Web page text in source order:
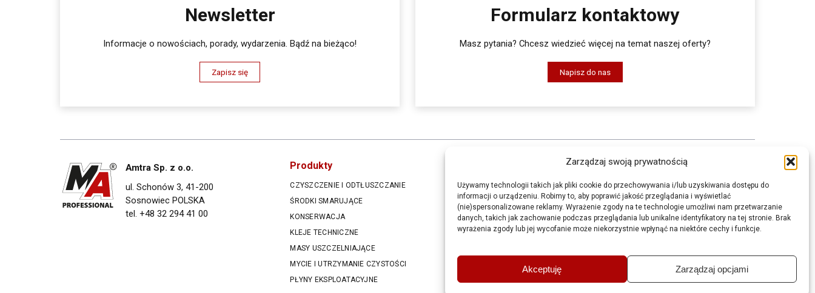
Zarządzaj swoją prywatnością
Używamy technologii takich jak pliki cookie do przechowywania i/lub uzyskiwania dostępu do
informacji o urządzeniu. Robimy to, aby poprawić jakość przeglądania i wyświetlać
(nie)spersonalizowane reklamy. Wyrażenie zgody na te technologie umożliwi nam przetwarzanie
danych, takich jak zachowanie podczas przeglądania lub unikalne identyfikatory na tej stronie. Brak
wyrażenia zgody lub jej wycofanie może niekorzystnie wpłynąć na niektóre cechy i funkcje.
Akceptuję Zarządzaj opcjami
Newsletter
Informacje o nowościach, porady, wydarzenia. Bądź na bieżąco!
Zapisz się
Formularz kontaktowy
Masz pytania? Chcesz wiedzieć więcej na temat naszej oferty?
Napisz do nas
Amtra Sp. z o.o.
ul. Schonów 3, 41-200
Sosnowiec POLSKA
tel. +48 32 294 41 00
Produkty
CZYSZCZENIE I ODTŁUSZCZANIE
ŚRODKI SMARUJĄCE
KONSERWACJA
KLEJE TECHNICZNE
MASY USZCZELNIAJĄCE
MYCIE I UTRZYMANIE CZYSTOŚCI
PŁYNY EKSPLOATACYJNE
AKUMULATORY
METALOWE I PLASTIKOWE OPASKI
ZACISKOWE
PLASTIKOWE OPASKI KABLOWE CZARNE
CHEMIA DO DETAILINGU
AKCESORIA DO DETAILINGU
KARTY MSDS
GDZIE KUPIĆ
BAZA WIEDZY
KONTAKT
POLITYKA PRYWATNOŚCI W
MEDIACH SPOŁECZNOŚCIOWYCH